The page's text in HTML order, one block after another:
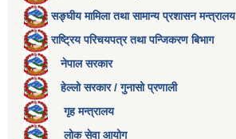
सङ्घीय मामिला तथा सामान्य प्रशासन मन्त्रालय
राष्ट्रिय परिचयपत्र तथा पन्जिकरण बिभाग
नेपाल सरकार
हेल्लो सरकार / गुनासो प्रणाली
गृह मन्त्रालय
लोक सेवा आयोग